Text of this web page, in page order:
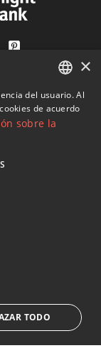
Knight
web· Diseño
ENGLISH
SPANISH
×
del usuario. Al
de acuerdo
sobre la
TODO